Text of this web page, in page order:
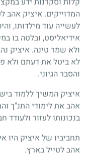
המדוייקים. איציק אהב
לעשייה עוד מילדותו,
אידיאליסט, ובלטה בו
ולא שמר טינה. איציק
לא ביטל את דעתם ולא
והסבר הגיוני.
איציק המשיך ללמוד
אהב את לימודי התנ"ך
בנכונותו לעזור
תחביביו של איציק היו
אהב לטייל בארץ.